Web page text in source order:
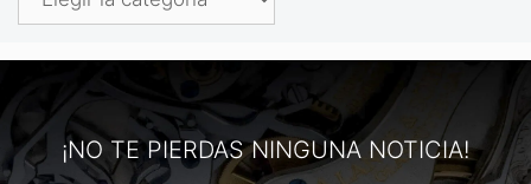
¡NO TE PIERDAS NINGUNA NOTICIA!